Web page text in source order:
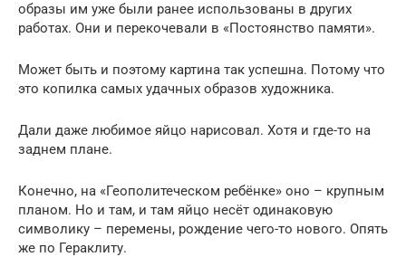
образы им уже были ранее использованы в других
работах. Они и перекочевали в «Постоянство памяти».
Может быть и поэтому картина так успешна. Потому что
это копилка самых удачных образов художника.
Дали даже любимое яйцо нарисовал. Хотя и где-то на
заднем плане.
Конечно, на «Геополитеческом ребёнке» оно – крупным
планом. Но и там, и там яйцо несёт одинаковую
символику – перемены, рождение чего-то нового. Опять
же по Гераклиту.